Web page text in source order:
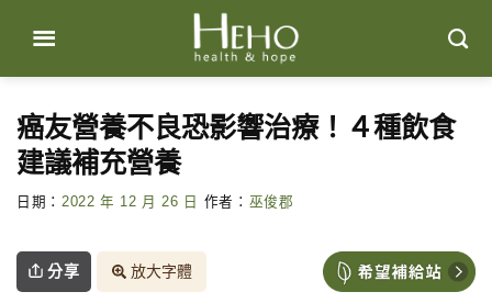
content
癌友營養不良恐影響治療！４種飲食
建議補充營養
日期： 2022 年 12 月 26 日 作者： 巫俊郡
分享 放大字體